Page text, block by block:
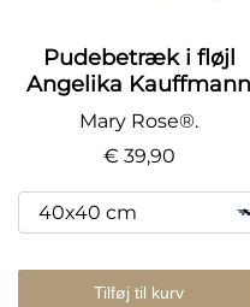
Pudebetræk i fløjl
Angelika Kauffmann
Mary Rose®.
€ 39,90
Tilføj til kurv